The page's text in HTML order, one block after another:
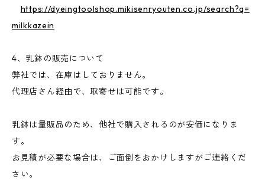
https://dyeingtoolshop.mikisenryouten.co.jp/search?q=
milkkazein
4、乳鉢の販売について
弊社では、在庫はしておりません。
代理店さん経由で、取寄せは可能です。
乳鉢は量販品のため、他社で購入されるのが安価になりま
す。
お見積が必要な場合は、ご面倒をおかけしますがご連絡くだ
さい。